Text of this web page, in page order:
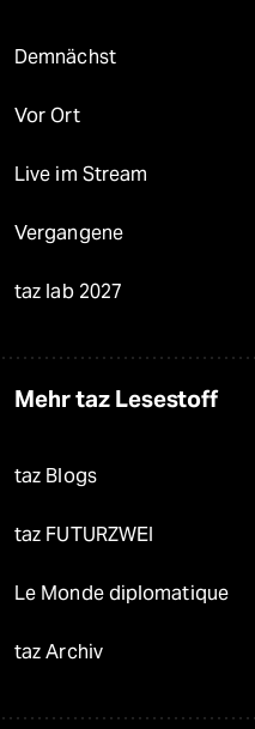
Demnächst
Vor Ort
Live im Stream
Vergangene
taz lab 2027
Mehr taz Lesestoff
taz Blogs
taz FUTURZWEI
Le Monde diplomatique
taz Archiv